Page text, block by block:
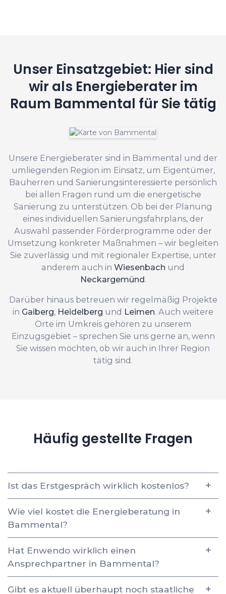
Unser Einsatzgebiet: Hier sind
wir als Energieberater im
Raum Bammental für Sie tätig
Unsere Energieberater sind in Bammental und der
umliegenden Region im Einsatz, um Eigentümer,
Bauherren und Sanierungsinteressierte persönlich
bei allen Fragen rund um die energetische
Sanierung zu unterstützen. Ob bei der Planung
eines individuellen Sanierungsfahrplans, der
Auswahl passender Förderprogramme oder der
Umsetzung konkreter Maßnahmen – wir begleiten
Sie zuverlässig und mit regionaler Expertise, unter
anderem auch in Wiesenbach und
Neckargemünd.
Darüber hinaus betreuen wir regelmäßig Projekte
in Gaiberg, Heidelberg und Leimen. Auch weitere
Orte im Umkreis gehören zu unserem
Einzugsgebiet – sprechen Sie uns gerne an, wenn
Sie wissen möchten, ob wir auch in Ihrer Region
tätig sind.
Häufig gestellte Fragen
Ist das Erstgespräch wirklich kostenlos?
Wie viel kostet die Energieberatung in
Bammental?
Hat Enwendo wirklich einen
Ansprechpartner in Bammental?
Gibt es aktuell überhaupt noch staatliche